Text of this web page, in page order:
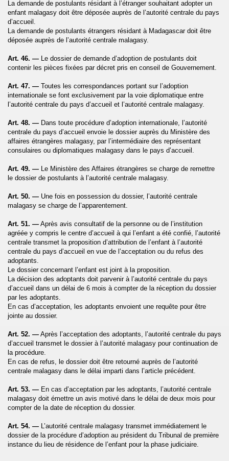
La demande de postulants résidant à l’étranger souhaitant adopter un
enfant malagasy doit être déposée auprès de l’autorité centrale du pays
d’accueil.
La demande de postulants étrangers résidant à Madagascar doit être
déposée auprès de l’autorité centrale malagasy.
Art. 46. — Le dossier de demande d’adoption de postulants doit
contenir les pièces fixées par décret pris en conseil de Gouvernement.
Art. 47. — Toutes les correspondances portant sur l’adoption
internationale se font exclusivement par la voie diplomatique entre
l’autorité centrale du pays d’accueil et l’autorité centrale malagasy.
Art. 48. — Dans toute procédure d’adoption internationale, l’autorité
centrale du pays d’accueil envoie le dossier auprès du Ministère des
affaires étrangères malagasy, par l’intermédiaire des représentant
consulaires ou diplomatiques malagasy dans le pays d’accueil.
Art. 49. — Le Ministère des Affaires étrangères se charge de remettre
le dossier de postulants à l’autorité centrale malagasy.
Art. 50. — Une fois en possession du dossier, l’autorité centrale
malagasy se charge de l’apparentement.
Art. 51. — Après avis consultatif de la personne ou de l’institution
agréée y compris le centre d’accueil à qui l’enfant a été confié, l’autorité
centrale transmet la proposition d’attribution de l’enfant à l’autorité
centrale du pays d’accueil en vue de l’acceptation ou du refus des
adoptants.
Le dossier concernant l’enfant est joint à la proposition.
La décision des adoptants doit parvenir à l’autorité centrale du pays
d’accueil dans un délai de 6 mois à compter de la réception du dossier
par les adoptants.
En cas d’acceptation, les adoptants envoient une requête pour être
jointe au dossier.
Art. 52. — Après l’acceptation des adoptants, l’autorité centrale du pays
d’accueil transmet le dossier à l’autorité malagasy pour continuation de
la procédure.
En cas de refus, le dossier doit être retourné auprès de l’autorité
centrale malagasy dans le délai imparti dans l’article précédent.
Art. 53. — En cas d’acceptation par les adoptants, l’autorité centrale
malagasy doit émettre un avis motivé dans le délai de deux mois pour
compter de la date de réception du dossier.
Art. 54. — L’autorité centrale malagasy transmet immédiatement le
dossier de la procédure d’adoption au président du Tribunal de première
instance du lieu de résidence de l’enfant pour la phase judiciaire.